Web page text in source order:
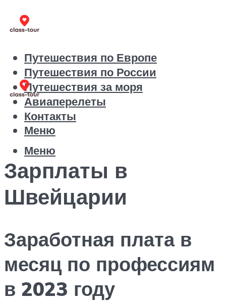
Путешествия по Европе
Путешествия по России
Путешествия за моря
Авиаперелеты
Контакты
Меню
Меню
Зарплаты в
Швейцарии
Заработная плата в
месяц по профессиям
в 2023 году